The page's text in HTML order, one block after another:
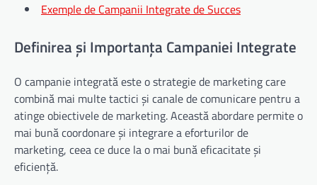
Exemple de Campanii Integrate de Succes
Definirea și Importanța Campaniei Integrate
O campanie integrată este o strategie de marketing care
combină mai multe tactici și canale de comunicare pentru a
atinge obiectivele de marketing. Această abordare permite o
mai bună coordonare și integrare a eforturilor de
marketing, ceea ce duce la o mai bună eficacitate și
eficiență.